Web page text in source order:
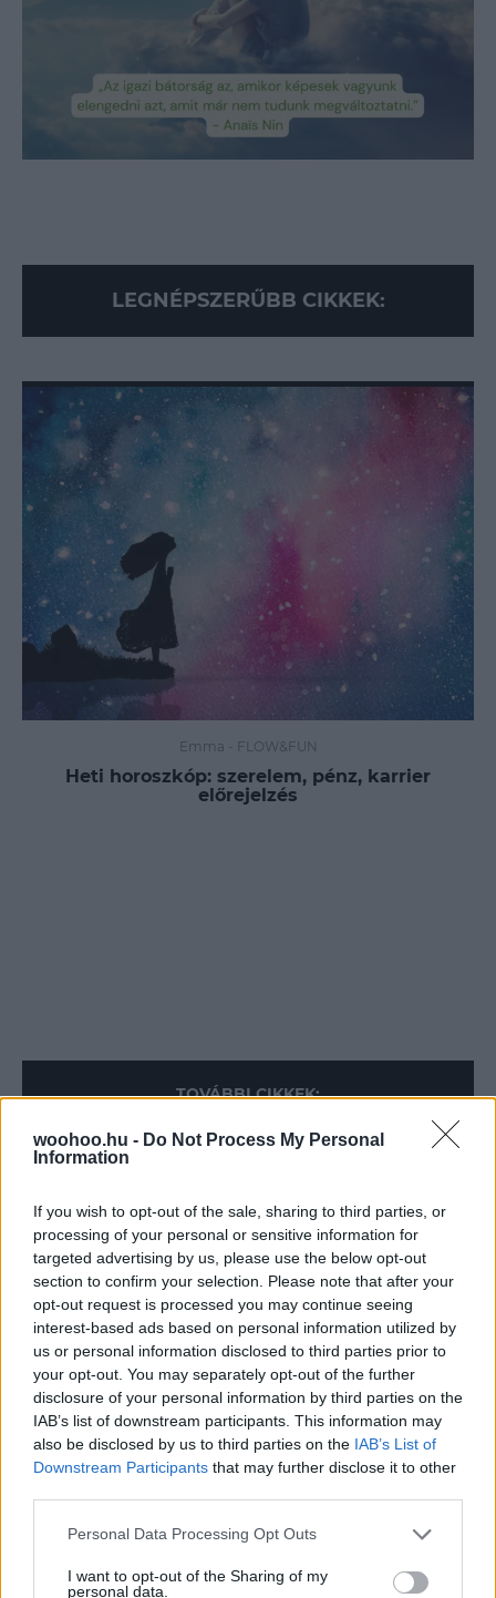
woohoo.hu - Do Not Process My Personal
Information
If you wish to opt-out of the sale, sharing to third parties, or
processing of your personal or sensitive information for
targeted advertising by us, please use the below opt-out
section to confirm your selection. Please note that after your
opt-out request is processed you may continue seeing
interest-based ads based on personal information utilized by
us or personal information disclosed to third parties prior to
your opt-out. You may separately opt-out of the further
disclosure of your personal information by third parties on the
IAB’s list of downstream participants. This information may
also be disclosed by us to third parties on the IAB’s List of
Downstream Participants that may further disclose it to other
Please note that this website/app uses one or more Google
not limited to your visit or usage behaviour. You may click to
Personal Data Processing Opt Outs
I want to opt-out of the Sharing of my
personal data.
LEGNÉPSZERŰBB CIKKEK:
Emma - FLOW&FUN
Heti horoszkóp: szerelem, pénz, karrier
előrejelzés
TOVÁBBI CIKKEK:
Emma-EGÉSZSÉG
Air fryer receptek: ropogós falatok kevesebb
macerával